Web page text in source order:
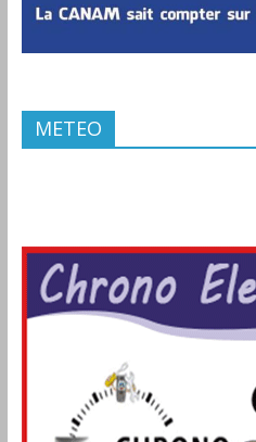
METEO